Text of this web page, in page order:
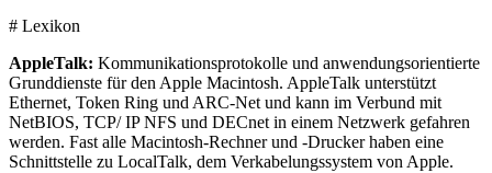
# Lexikon
AppleTalk: Kommunikationsprotokolle und anwendungsorientierte
Grunddienste für den Apple Macintosh. AppleTalk unterstützt
Ethernet, Token Ring und ARC-Net und kann im Verbund mit
NetBIOS, TCP/ IP NFS und DECnet in einem Netzwerk gefahren
werden. Fast alle Macintosh-Rechner und -Drucker haben eine
Schnittstelle zu LocalTalk, dem Verkabelungssystem von Apple.